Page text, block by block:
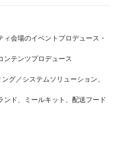
ィ会場のイベントプロデュース・
ンテンツプロデュース
グ／システムソリューション、
ンド、ミールキット、配送フード